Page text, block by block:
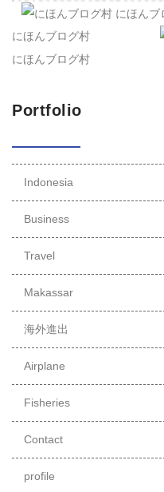
にほんブログ村
にほんブログ村
Portfolio
Indonesia
Business
Travel
Makassar
海外進出
Airplane
Fisheries
Contact
profile